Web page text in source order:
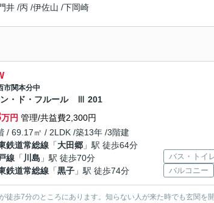
井 /丙 /伊佐山 /下岡崎
市関本分中
ン・ド・フルール Ⅲ 201
万円 管理/共益費2,300円
/ 69.17㎡ / 2LDK /築13年 /3階建
鉄道常総線 「大田郷 」駅 徒歩64分
線 「 川島 」駅 徒歩70分
鉄道常総線 「黒子 」駅 徒歩74分
バス・トイ
バルコニー
徒歩7分のところにあります。知らない人が来た時でも玄関を